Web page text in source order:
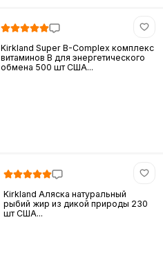
Kirkland Super B-Complex комплекс
витаминов B для энергетического
обмена 500 шт США...
Kirkland Аляска натуральный
рыбий жир из дикой природы 230
шт США...